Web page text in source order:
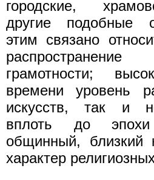
городские,
другие подобные
этим связано
грамотности;
времени уровень
искусств, так и
вплоть до эпохи
общинный, близкий
характер